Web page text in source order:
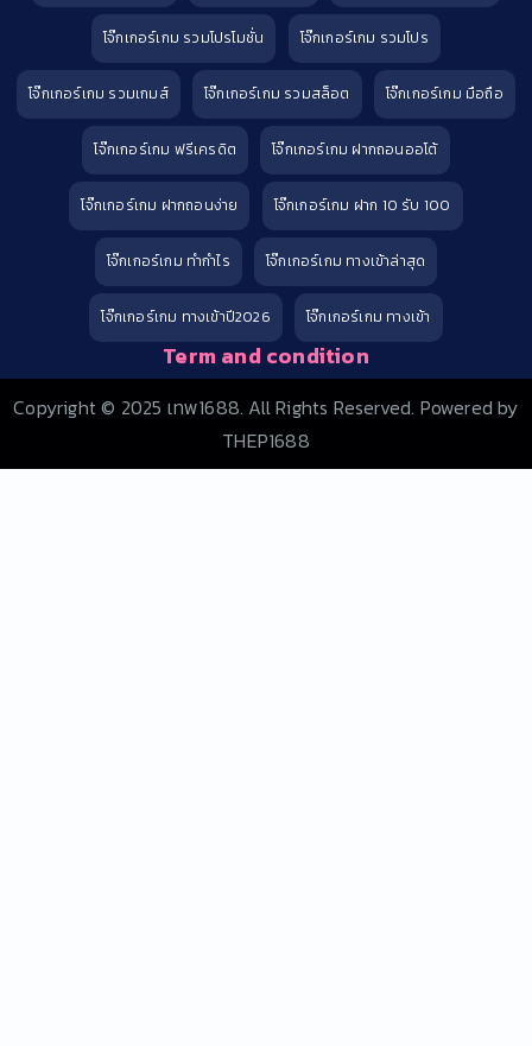
โจ๊กเกอร์เกม รวมโปรโมชั่น โจ๊กเกอร์เกม รวมโปร
โจ๊กเกอร์เกม รวมเกมส์ โจ๊กเกอร์เกม รวมสล็อต โจ๊กเกอร์เกม มือถือ
โจ๊กเกอร์เกม ฟรีเครดิต โจ๊กเกอร์เกม ฝากถอนออโต้
โจ๊กเกอร์เกม ฝากถอนง่าย โจ๊กเกอร์เกม ฝาก 10 รับ 100
โจ๊กเกอร์เกม ทำกำไร โจ๊กเกอร์เกม ทางเข้าล่าสุด
โจ๊กเกอร์เกม ทางเข้าปี2026 โจ๊กเกอร์เกม ทางเข้า
Term and condition
Copyright © 2025 เทพ1688. All Rights Reserved. Powered by
THEP1688